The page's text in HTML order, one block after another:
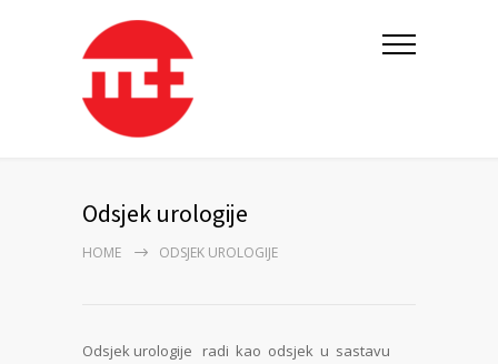
Odsjek urologije
HOME ODSJEK UROLOGIJE
Odsjek urologije radi kao odsjek u sastavu